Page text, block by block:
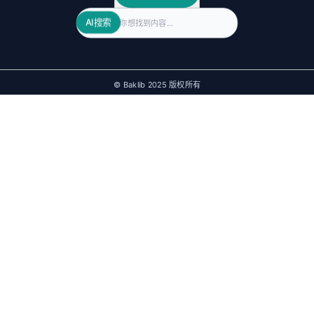
Search
AI搜索
© Baklib 2025 版权所有